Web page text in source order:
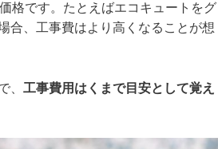
格です。たとえばエコキュートをグ
合、工事費はより高くなることが想
、 工事費用はくまで目安として覚え